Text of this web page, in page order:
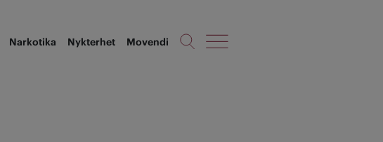
Narkotika Nykterhet Movendi